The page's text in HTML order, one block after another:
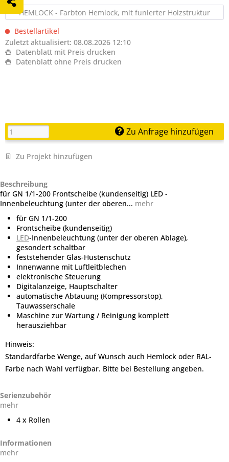
HEMLOCK - Farbton Hemlock, mit funierter Holzstruktur
Bestellartikel
Zuletzt aktualisiert: 08.08.2026 12:10
Datenblatt mit Preis drucken
Datenblatt ohne Preis drucken
Zu Anfrage hinzufügen
Zu Projekt hinzufügen
Beschreibung
für GN 1/1-200 Frontscheibe (kundenseitig) LED -
Innenbeleuchtung (unter der oberen... mehr
für GN 1/1-200
Frontscheibe (kundenseitig)
LED-Innenbeleuchtung (unter der oberen Ablage),
gesondert schaltbar
feststehender Glas-Hustenschutz
Innenwanne mit Luftleitblechen
elektronische Steuerung
Digitalanzeige, Hauptschalter
automatische Abtauung (Kompressorstop),
Tauwasserschale
Maschine zur Wartung / Reinigung komplett
herausziehbar
Hinweis:
Standardfarbe Wenge, auf Wunsch auch Hemlock oder RAL-
Farbe nach Wahl verfügbar. Bitte bei Bestellung angeben.
Serienzubehör
mehr
4 x Rollen
Informationen
mehr